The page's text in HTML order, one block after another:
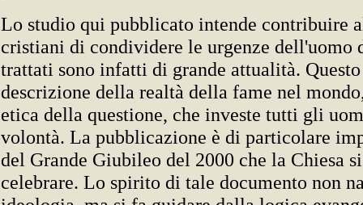
Lo studio qui pubblicato intende contribuire
cristiani di condividere le urgenze dell'uomo
trattati sono infatti di grande attualità.
descrizione della realtà della fame nel
etica della questione, che investe tutti gli
volontà. La pubblicazione è di particolare
del Grande Giubileo del 2000 che la Chiesa
celebrare. Lo spirito di tale documento non